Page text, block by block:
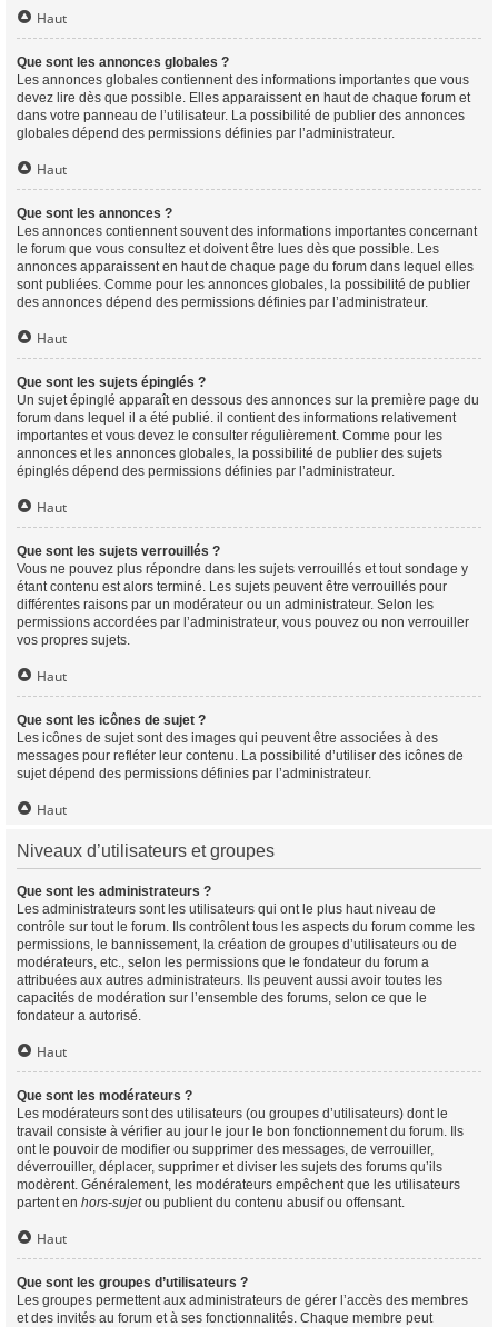
Haut
Que sont les annonces globales ?
Les annonces globales contiennent des informations importantes que vous
devez lire dès que possible. Elles apparaissent en haut de chaque forum et
dans votre panneau de l’utilisateur. La possibilité de publier des annonces
globales dépend des permissions définies par l’administrateur.
Haut
Que sont les annonces ?
Les annonces contiennent souvent des informations importantes concernant
le forum que vous consultez et doivent être lues dès que possible. Les
annonces apparaissent en haut de chaque page du forum dans lequel elles
sont publiées. Comme pour les annonces globales, la possibilité de publier
des annonces dépend des permissions définies par l’administrateur.
Haut
Que sont les sujets épinglés ?
Un sujet épinglé apparaît en dessous des annonces sur la première page du
forum dans lequel il a été publié. il contient des informations relativement
importantes et vous devez le consulter régulièrement. Comme pour les
annonces et les annonces globales, la possibilité de publier des sujets
épinglés dépend des permissions définies par l’administrateur.
Haut
Que sont les sujets verrouillés ?
Vous ne pouvez plus répondre dans les sujets verrouillés et tout sondage y
étant contenu est alors terminé. Les sujets peuvent être verrouillés pour
différentes raisons par un modérateur ou un administrateur. Selon les
permissions accordées par l’administrateur, vous pouvez ou non verrouiller
vos propres sujets.
Haut
Que sont les icônes de sujet ?
Les icônes de sujet sont des images qui peuvent être associées à des
messages pour refléter leur contenu. La possibilité d’utiliser des icônes de
sujet dépend des permissions définies par l’administrateur.
Haut
Niveaux d’utilisateurs et groupes
Que sont les administrateurs ?
Les administrateurs sont les utilisateurs qui ont le plus haut niveau de
contrôle sur tout le forum. Ils contrôlent tous les aspects du forum comme les
permissions, le bannissement, la création de groupes d’utilisateurs ou de
modérateurs, etc., selon les permissions que le fondateur du forum a
attribuées aux autres administrateurs. Ils peuvent aussi avoir toutes les
capacités de modération sur l’ensemble des forums, selon ce que le
fondateur a autorisé.
Haut
Que sont les modérateurs ?
Les modérateurs sont des utilisateurs (ou groupes d’utilisateurs) dont le
travail consiste à vérifier au jour le jour le bon fonctionnement du forum. Ils
ont le pouvoir de modifier ou supprimer des messages, de verrouiller,
déverrouiller, déplacer, supprimer et diviser les sujets des forums qu’ils
modèrent. Généralement, les modérateurs empêchent que les utilisateurs
partent en hors-sujetou publient du contenu abusif ou offensant.
Haut
Que sont les groupes d’utilisateurs ?
Les groupes permettent aux administrateurs de gérer l’accès des membres
et des invités au forum et à ses fonctionnalités. Chaque membre peut